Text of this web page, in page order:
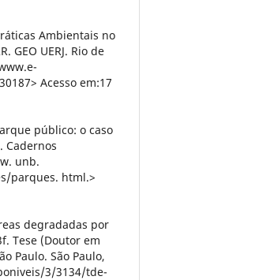
Ambientais no
GEO UERJ. Rio de
Acesso em:17
público: o caso
Cadernos
unb.
parques. html.>
degradadas por
Tese (Doutor em
Paulo. São Paulo,
3/3134/tde-